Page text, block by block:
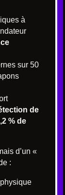
à
sur 50
de
% de
d’un «
: